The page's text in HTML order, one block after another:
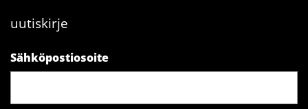
uutiskirje
Sähköpostiosoite